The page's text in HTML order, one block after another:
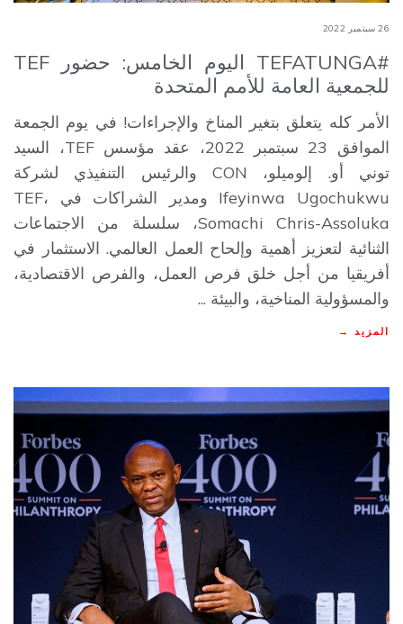
26 سبتمبر 2022
#TEFATUNGA اليوم الخامس: حضور TEF
للجمعية العامة للأمم المتحدة
الأمر كله يتعلق بتغير المناخ والإجراءات! في يوم الجمعة
الموافق 23 سبتمبر 2022، عقد مؤسس TEF، السيد
توني أو. إلوميلو، CON والرئيس التنفيذي لشركة
Ifeyinwa Ugochukwu ومدير الشراكات في TEF،
Somachi Chris-Assoluka، سلسلة من الاجتماعات
الثنائية لتعزيز أهمية وإلحاح العمل العالمي. الاستثمار في
أفريقيا من أجل خلق فرص العمل، والفرص الاقتصادية،
والمسؤولية المناخية، والبيئة ...
المزيد →